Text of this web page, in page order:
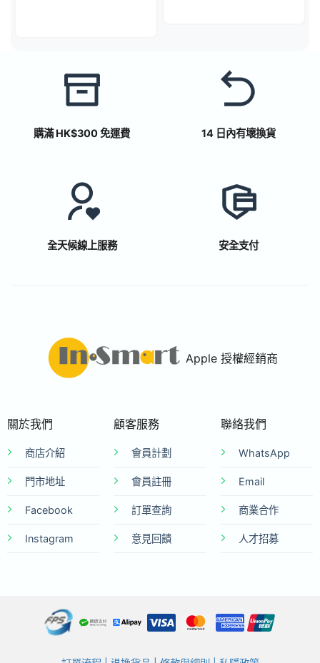
購滿 HK$300 免運費 14 日內有壞換貨
全天候線上服務 安全支付
Apple 授權經銷商
關於我們
商店介紹
門市地址
Facebook
Instagram
顧客服務
會員計劃
會員註冊
訂單查詢
意見回饋
聯絡我們
WhatsApp
Email
商業合作
人才招募